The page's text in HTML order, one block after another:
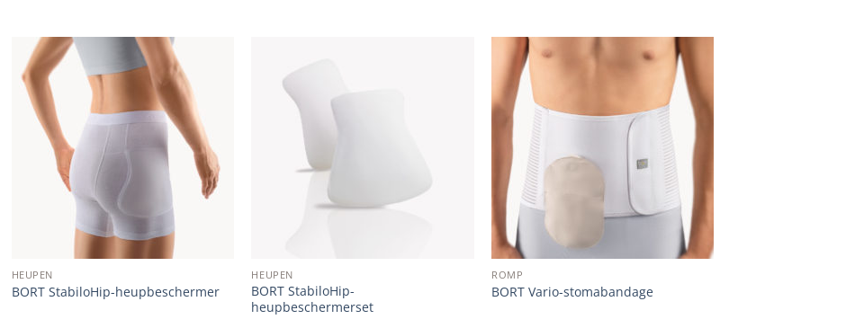
Add to
wishlist
HEUPEN
BORT StabiloHip-heupbeschermer
HEUPEN
BORT StabiloHip-
heupbeschermerset
Add to
wishlist
ROMP
BORT Vario-stomabandage